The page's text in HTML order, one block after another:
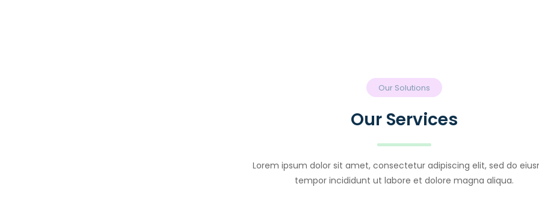
Our Solutions
Our Services
Lorem ipsum dolor sit amet, consectetur adipiscing elit, sed do
tempor incididunt ut labore et dolore magna aliqua.